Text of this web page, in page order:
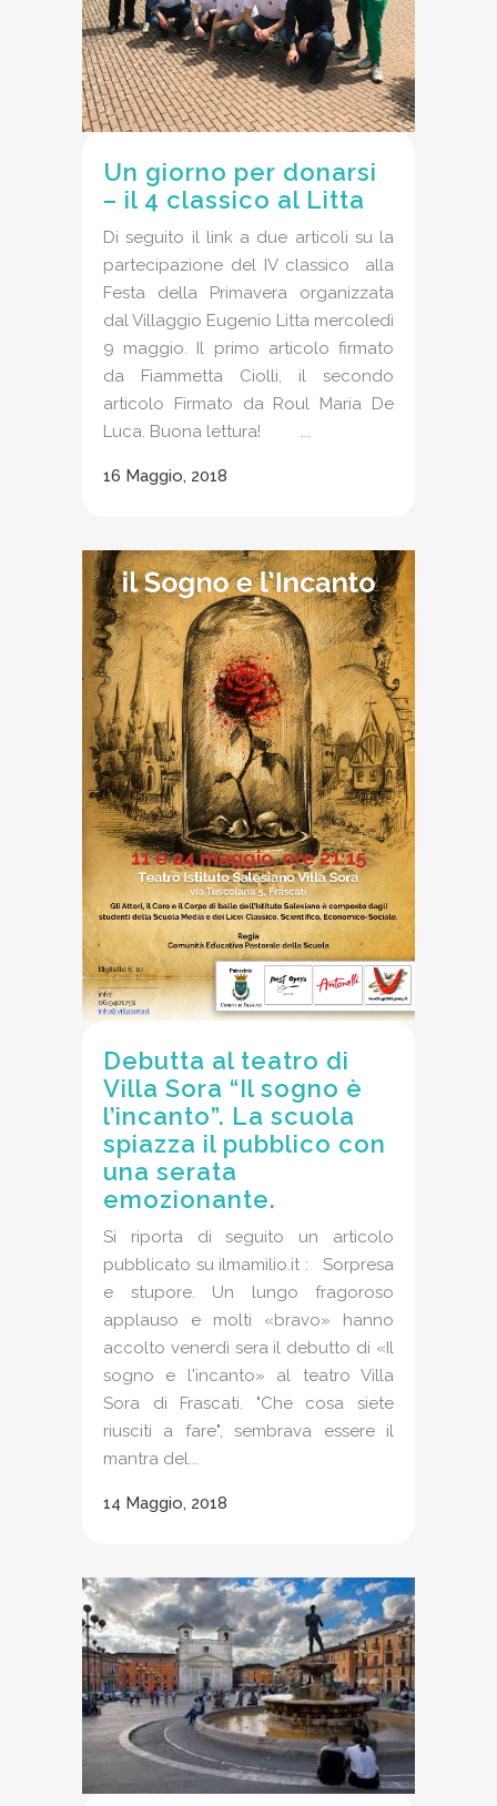
Un giorno per donarsi
– il 4 classico al Litta
Di seguito il link a due articoli su la
partecipazione del IV classico alla
Festa della Primavera organizzata
dal Villaggio Eugenio Litta mercoledì
9 maggio. Il primo articolo firmato
da Fiammetta Ciolli, il secondo
articolo Firmato da Roul Maria De
Luca. Buona lettura! ...
16 Maggio, 2018
Debutta al teatro di
Villa Sora “Il sogno è
l’incanto”. La scuola
spiazza il pubblico con
una serata
emozionante.
Si riporta di seguito un articolo
pubblicato su ilmamilio.it : Sorpresa
e stupore. Un lungo fragoroso
applauso e molti «bravo» hanno
accolto venerdì sera il debutto di «Il
sogno e l'incanto» al teatro Villa
Sora di Frascati. "Che cosa siete
riusciti a fare", sembrava essere il
mantra del...
14 Maggio, 2018